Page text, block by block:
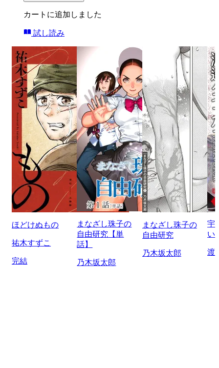
カートに追加しました
試し読み
ほどけぬもの
祐木すずこ
完結
まなざし珠子の
自由研究【単
話】
乃木坂太郎
まなざし珠子の
自由研究
乃木坂太郎
宇
い
渡